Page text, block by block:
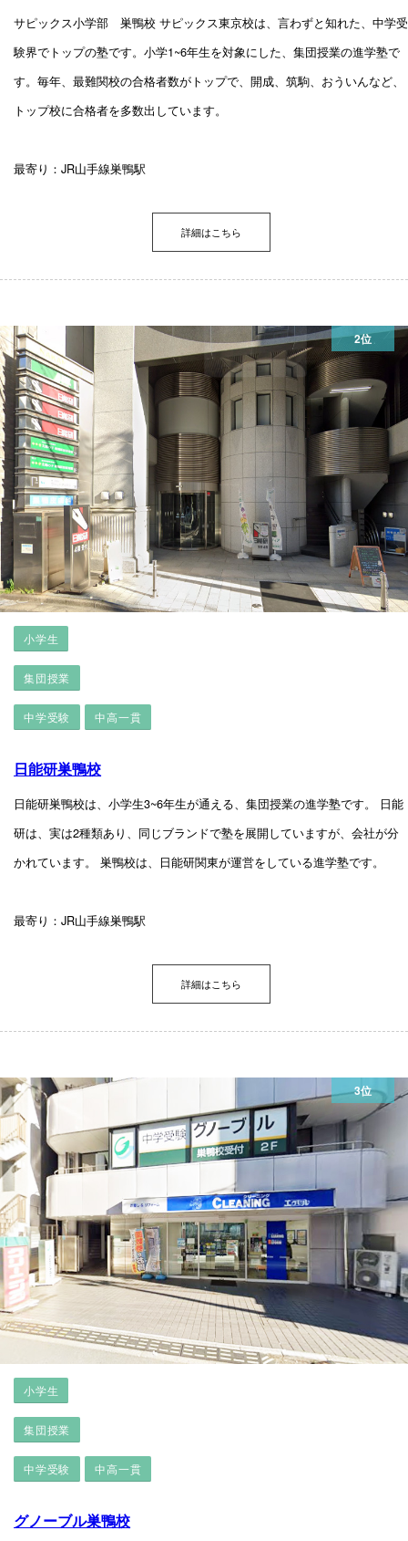
サピックス小学部 巣鴨校 サピックス東京校は、言わずと知れた、中学受
験界でトップの塾です。小学1~6年生を対象にした、集団授業の進学塾で
す。毎年、最難関校の合格者数がトップで、開成、筑駒、おういんなど、
トップ校に合格者を多数出しています。
最寄り：JR山手線巣鴨駅
詳細はこちら
2位
日能研巣鴨校
日能研巣鴨校は、小学生3~6年生が通える、集団授業の進学塾です。 日能
研は、実は2種類あり、同じブランドで塾を展開していますが、会社が分
かれています。 巣鴨校は、日能研関東が運営をしている進学塾です。
最寄り：JR山手線巣鴨駅
小学生
集団授業
中学受験 中高一貫
詳細はこちら
3位
グノーブル巣鴨校
小学生
集団授業
中学受験 中高一貫